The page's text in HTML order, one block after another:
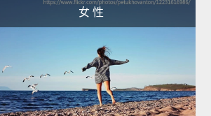
value.
These are
but they're the key
colors,
like all
improvement store.
我們再進一步看色相
女 性